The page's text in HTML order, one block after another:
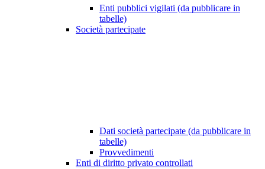
Enti pubblici vigilati (da pubblicare in
tabelle)
Società partecipate
Dati società partecipate (da pubblicare in
tabelle)
Provvedimenti
Enti di diritto privato controllati